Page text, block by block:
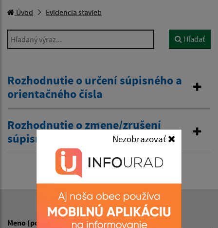
Úvod Evidencia stavieb
Hľadaný výraz... Hľadať
Rozhodnutie o určení súpisného a
orientačného čísla
Rozhodnutie o zmene/zrušení
súpisného a orientačného čísla
Napíšte nám:
Meno (povinné)
Nezobrazovať